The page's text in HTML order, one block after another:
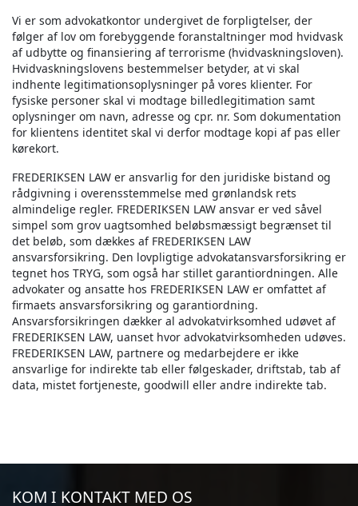
Vi er som advokatkontor undergivet de forpligtelser, der
følger af lov om forebyggende foranstaltninger mod hvidvask
af udbytte og finansiering af terrorisme (hvidvaskningsloven).
Hvidvaskningslovens bestemmelser betyder, at vi skal
indhente legitimationsoplysninger på vores klienter. For
fysiske personer skal vi modtage billedlegitimation samt
oplysninger om navn, adresse og cpr. nr. Som dokumentation
for klientens identitet skal vi derfor modtage kopi af pas eller
kørekort.
FREDERIKSEN LAW er ansvarlig for den juridiske bistand og
rådgivning i overensstemmelse med grønlandsk rets
almindelige regler. FREDERIKSEN LAW ansvar er ved såvel
simpel som grov uagtsomhed beløbsmæssigt begrænset til
det beløb, som dækkes af FREDERIKSEN LAW
ansvarsforsikring. Den lovpligtige advokatansvarsforsikring er
tegnet hos TRYG, som også har stillet garantiordningen. Alle
advokater og ansatte hos FREDERIKSEN LAW er omfattet af
firmaets ansvarsforsikring og garantiordning.
Ansvarsforsikringen dækker al advokatvirksomhed udøvet af
FREDERIKSEN LAW, uanset hvor advokatvirksomheden udøves.
FREDERIKSEN LAW, partnere og medarbejdere er ikke
ansvarlige for indirekte tab eller følgeskader, driftstab, tab af
data, mistet fortjeneste, goodwill eller andre indirekte tab.
KOM I KONTAKT MED OS